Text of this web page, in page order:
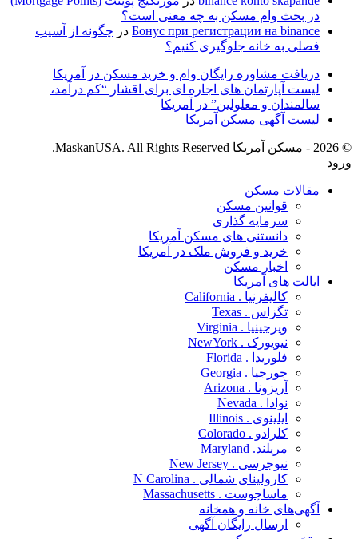
در بحث وام مسکن به چه معنی است؟
Бонус при регистрации на binance در چگونه از آسیب
فصلی به خانه جلوگیری کنیم؟
دریافت مشاوره رایگان وام و خرید مسکن در آمریکا
لیست آپارتمان های اجاره ای­ برای اقشار “کم درآمد،
سالمندان و معلولین” در آمریکا
لیست آگهی مسکن آمریکا
© 2026 - مسکن آمریکا MaskanUSA. All Rights Reserved.
ورود
مقالات مسکن
قوانین مسکن
سرمایه گذاری
دانستنی های مسکن آمریکا
خرید و فروش ملک در آمریکا
اخبار مسکن
ایالت های آمریکا
کالیفرنیا . California
تگزاس . Texas
ویرجینیا . Virginia
نیویورک . NewYork
فلوریدا . Florida
جورجیا . Georgia
آریزونا . Arizona
نوادا . Nevada
ایلینوی . Illinois
کلرادو . Colorado
مریلند. Maryland
نیوجرسی . New Jersey
کارولینای شمالی . N Carolina
ماساچوست . Massachusetts
آگهی‌های خانه و همخانه
ارسال رایگان آگهی